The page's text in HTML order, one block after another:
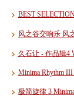
BEST
风之谷交响乐 风
久石让 - 作品辑4
Minima Rhythm III
极简旋律 3